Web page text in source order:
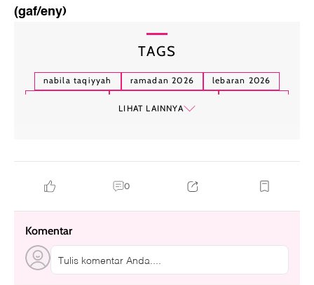
(gaf/eny)
TAGS
nabila taqiyyah ramadan 2026
lebaran 2026
LIHAT LAINNYA
0
Komentar
Tulis komentar Anda....